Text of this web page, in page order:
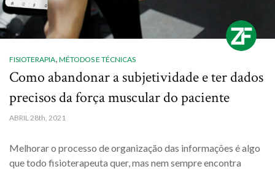
FISIOTERAPIA, MÉTODOS E TÉCNICAS
Como abandonar a subjetividade e ter dados
precisos da força muscular do paciente
ABRIL 28th, 2021
Melhorar o processo de organização das informações é algo
que todo fisioterapeuta quer, mas nem sempre encontra